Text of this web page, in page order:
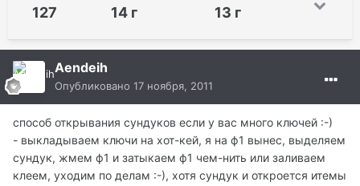
127 14 г 13 г
Aendeih
Опубликовано 17 ноября, 2011
способ открывания сундуков если у вас много ключей :-)
- выкладываем ключи на хот-кей, я на ф1 вынес, выделяем
сундук, жмем ф1 и затыкаем ф1 чем-нить или заливаем
клеем, уходим по делам :-), хотя сундук и откроется итемы